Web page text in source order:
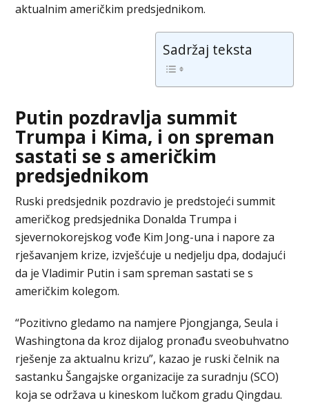
aktualnim američkim predsjednikom.
Sadržaj teksta
Putin pozdravlja summit
Trumpa i Kima, i on spreman
sastati se s američkim
predsjednikom
Ruski predsjednik pozdravio je predstojeći summit
američkog predsjednika Donalda Trumpa i
sjevernokorejskog vođe Kim Jong-una i napore za
rješavanjem krize, izvješćuje u nedjelju dpa, dodajući
da je Vladimir Putin i sam spreman sastati se s
američkim kolegom.
“Pozitivno gledamo na namjere Pjongjanga, Seula i
Washingtona da kroz dijalog pronađu sveobuhvatno
rješenje za aktualnu krizu”, kazao je ruski čelnik na
sastanku Šangajske organizacije za suradnju (SCO)
koja se održava u kineskom lučkom gradu Qingdau.